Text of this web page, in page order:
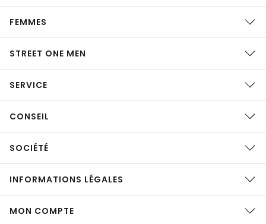
FEMMES
STREET ONE MEN
SERVICE
CONSEIL
SOCIÉTÉ
INFORMATIONS LÉGALES
MON COMPTE